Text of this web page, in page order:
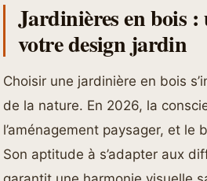
Jardinières en bois
votre design jardin
Choisir une jardinière en bois
de la nature. En 2026, la
l’aménagement paysager, et
Son aptitude à s’adapter aux